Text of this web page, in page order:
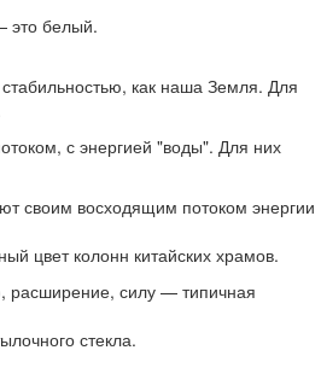
это белый.
как наша Земля. Для
с энергией "воды". Для них
своим восходящим потоком энергии
цвет колонн китайских храмов.
расширение, силу — типичная
стекла.